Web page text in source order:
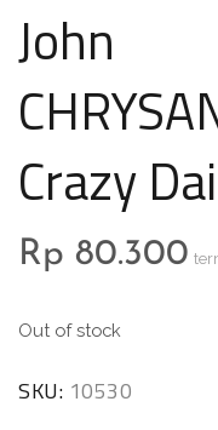
John
Crazy
Rp 80.300
Out of stock
SKU: 10530